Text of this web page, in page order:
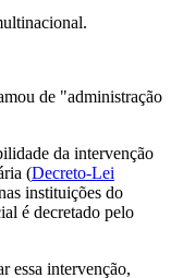
de "administração
da intervenção
(Decreto-Lei
instituições do
é decretado pelo
essa intervenção,